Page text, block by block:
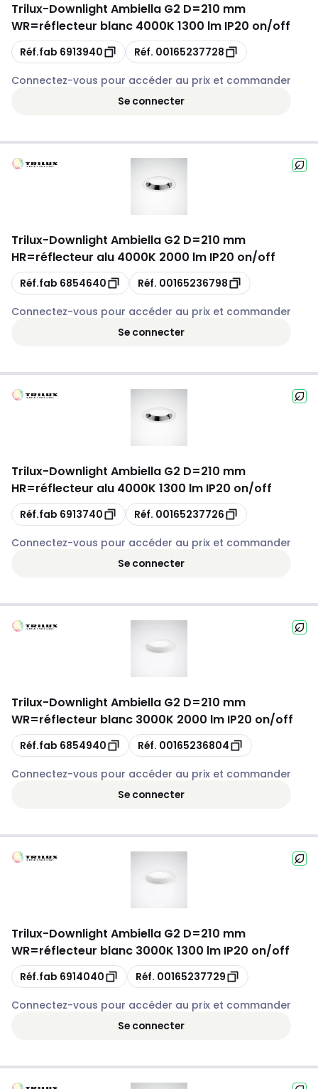
Trilux-Downlight Ambiella G2 D=210 mm
WR=réflecteur blanc 4000K 1300 lm IP20 on/off
Copie
Réf.fab 6913940 Copie
Réf. 00165237728
Connectez-vous pour accéder au prix et commander
Se connecter
Trilux-Downlight Ambiella G2 D=210 mm
HR=réflecteur alu 4000K 2000 lm IP20 on/off
Copie
Réf.fab 6854640 Copie
Réf. 00165236798
Connectez-vous pour accéder au prix et commander
Se connecter
Trilux-Downlight Ambiella G2 D=210 mm
HR=réflecteur alu 4000K 1300 lm IP20 on/off
Copie
Réf.fab 6913740 Copie
Réf. 00165237726
Connectez-vous pour accéder au prix et commander
Se connecter
Trilux-Downlight Ambiella G2 D=210 mm
WR=réflecteur blanc 3000K 2000 lm IP20 on/off
Copie
Réf.fab 6854940 Copie
Réf. 00165236804
Connectez-vous pour accéder au prix et commander
Se connecter
Trilux-Downlight Ambiella G2 D=210 mm
WR=réflecteur blanc 3000K 1300 lm IP20 on/off
Copie
Réf.fab 6914040 Copie
Réf. 00165237729
Connectez-vous pour accéder au prix et commander
Se connecter